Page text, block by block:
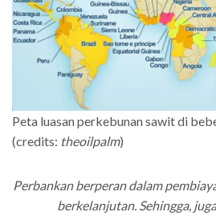
Peta luasan perkebunan sawit di
(credits: theoilpalm)
Perbankan berperan dalam
berkelanjutan. Sehingga,